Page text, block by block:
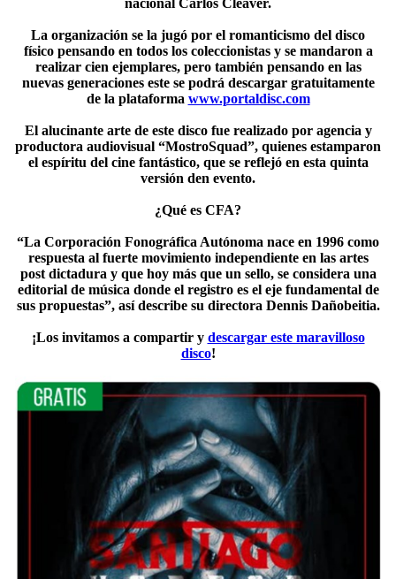
nacional Carlos Cleaver.
La organización se la jugó por el romanticismo del disco
físico pensando en todos los coleccionistas y se mandaron a
realizar cien ejemplares, pero también pensando en las
nuevas generaciones este se podrá descargar gratuitamente
de la plataforma www.portaldisc.com
El alucinante arte de este disco fue realizado por agencia y
productora audiovisual “MostroSquad”, quienes estamparon
el espíritu del cine fantástico, que se reflejó en esta quinta
versión den evento.
¿Qué es CFA?
“La Corporación Fonográfica Autónoma nace en 1996 como
respuesta al fuerte movimiento independiente en las artes
post dictadura y que hoy más que un sello, se considera una
editorial de música donde el registro es el eje fundamental de
sus propuestas”, así describe su directora Dennis Dañobeitia.
¡Los invitamos a compartir y descargar este maravilloso
disco!